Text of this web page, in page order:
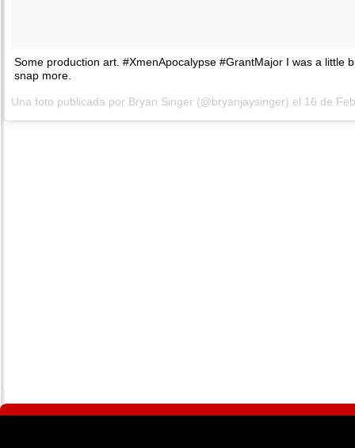
Some production art. #XmenApocalypse #GrantMajor I was a little
snap more.
Una foto publicada por Bryan Singer (@bryanjaysinger) el 16 de